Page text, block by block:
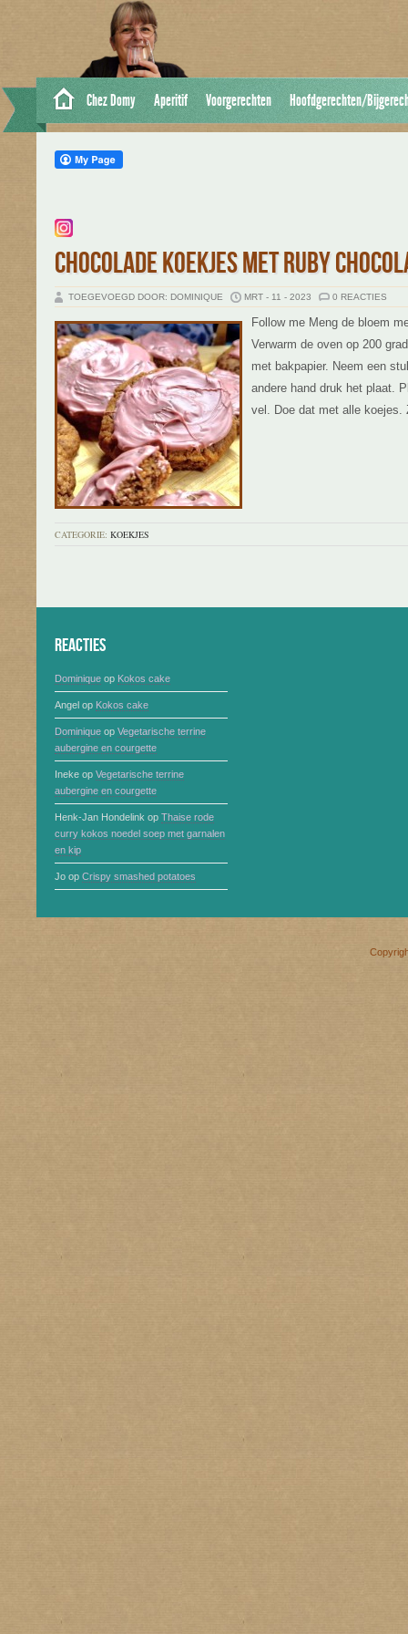
Chez Domy Aperitif Voorgerechten Hoofdgerechten/
CHOCOLADE KOEKJES MET RUBY
TOEGEVOEGD DOOR: DOMINIQUE MRT - 11 - 2023 0 REACTIES
Follow me Meng de bloem
Verwarm de oven op 200
met bakpapier. Neem een
andere hand druk het plaat.
vel. Doe dat met alle koejes.
CATEGORIE: KOEKJES
Reacties
Dominique op Kokos cake
Angel op Kokos cake
Dominique op Vegetarische terrine
aubergine en courgette
Ineke op Vegetarische terrine
aubergine en courgette
Henk-Jan Hondelink op Thaise rode
curry kokos noedel soep met garnalen
en kip
Jo op Crispy smashed potatoes